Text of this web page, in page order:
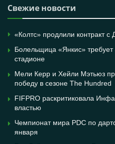
Свежие новости
«Колтс» продлили контракт
Болельщица «Янкис»
стадионе
Мели Керр и Хейли Мэтьюз
победу в сезоне The Hundred
FIFPRO раскритиковала
властью
Чемпионат мира PDC по
января